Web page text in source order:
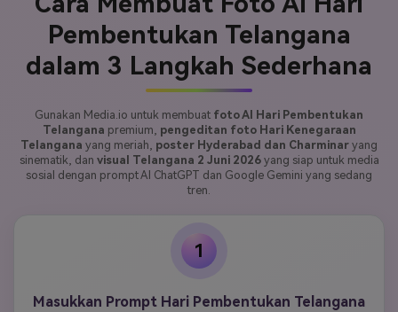
Pembentukan Telangana
dalam 3 Langkah Sederhana
Gunakan Media.io untuk membuat foto AI Hari Pembentukan
Telangana premium, pengeditan foto Hari Kenegaraan
Telangana yang meriah, poster Hyderabad dan Charminar yang
sinematik, dan visual Telangana 2 Juni 2026 yang siap untuk media
sosial dengan prompt AI ChatGPT dan Google Gemini yang sedang
tren.
1
Masukkan Prompt Hari Pembentukan Telangana